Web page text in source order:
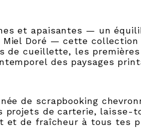
et apaisantes — un
Miel Doré — cette
de cueillette, les
des paysages
de scrapbooking
projets de carterie, laisse-
de fraîcheur à tous tes